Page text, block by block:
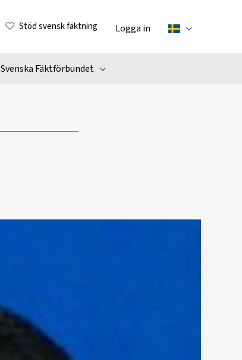
Stöd svensk fäktning Logga in
Svenska Fäktförbundet